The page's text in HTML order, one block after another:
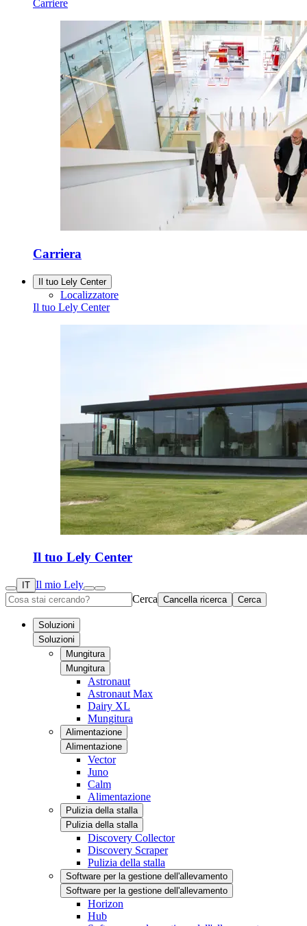
Carriere
Carriera
Il tuo Lely Center
Localizzatore
Il tuo Lely Center
Il tuo Lely Center
IT Il mio Lely
Cerca Cancella ricerca Cerca
Soluzioni
Soluzioni
Mungitura
Mungitura
Astronaut
Astronaut Max
Dairy XL
Mungitura
Alimentazione
Alimentazione
Vector
Juno
Calm
Alimentazione
Pulizia della stalla
Pulizia della stalla
Discovery Collector
Discovery Scraper
Pulizia della stalla
Software per la gestione dell'allevamento
Software per la gestione dell'allevamento
Horizon
Hub